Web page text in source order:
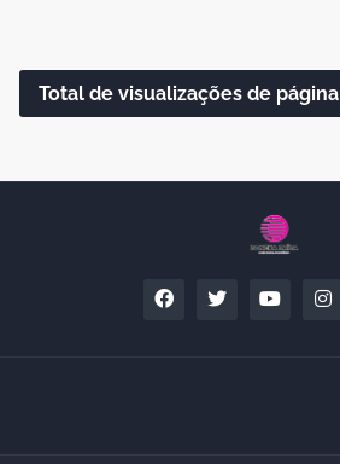
Total de visualizações de página